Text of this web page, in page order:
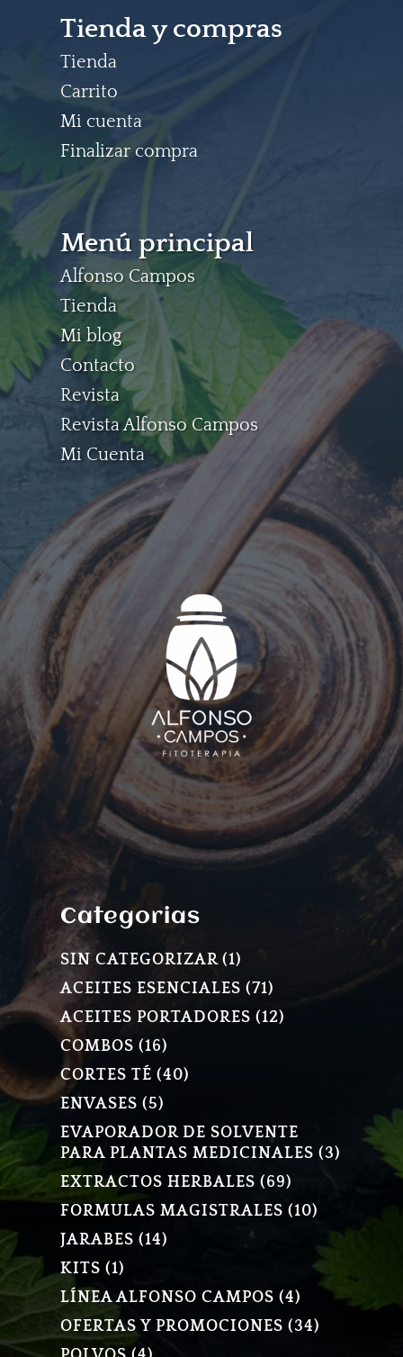
Tienda y compras
Tienda
Carrito
Mi cuenta
Finalizar compra
Menú principal
Alfonso Campos
Tienda
Mi blog
Contacto
Revista
Revista Alfonso Campos
Mi Cuenta
Categorias
SIN CATEGORIZAR 11
PRODUCTO
ACEITES ESENCIALES 7171
PRODUCTOS
ACEITES PORTADORES 1212
COMBOS 1616
PRODUCTOS
CORTES TÉ 4040
ENVASES 55
PRODUCTOS
EVAPORADOR DE SOLVENTE
PARA PLANTAS MEDICINALES
33
EXTRACTOS HERBALES 6969
PRODUCTOS
FORMULAS MAGISTRALES 1010
JARABES 1414
KITS 11
PRODUCTO
LÍNEA ALFONSO CAMPOS 44
PRODUCTOS
OFERTAS Y PROMOCIONES 3434